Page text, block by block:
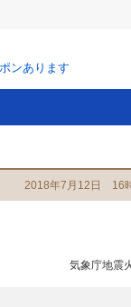
ンあります
2018年7月12日 16
気象庁地震